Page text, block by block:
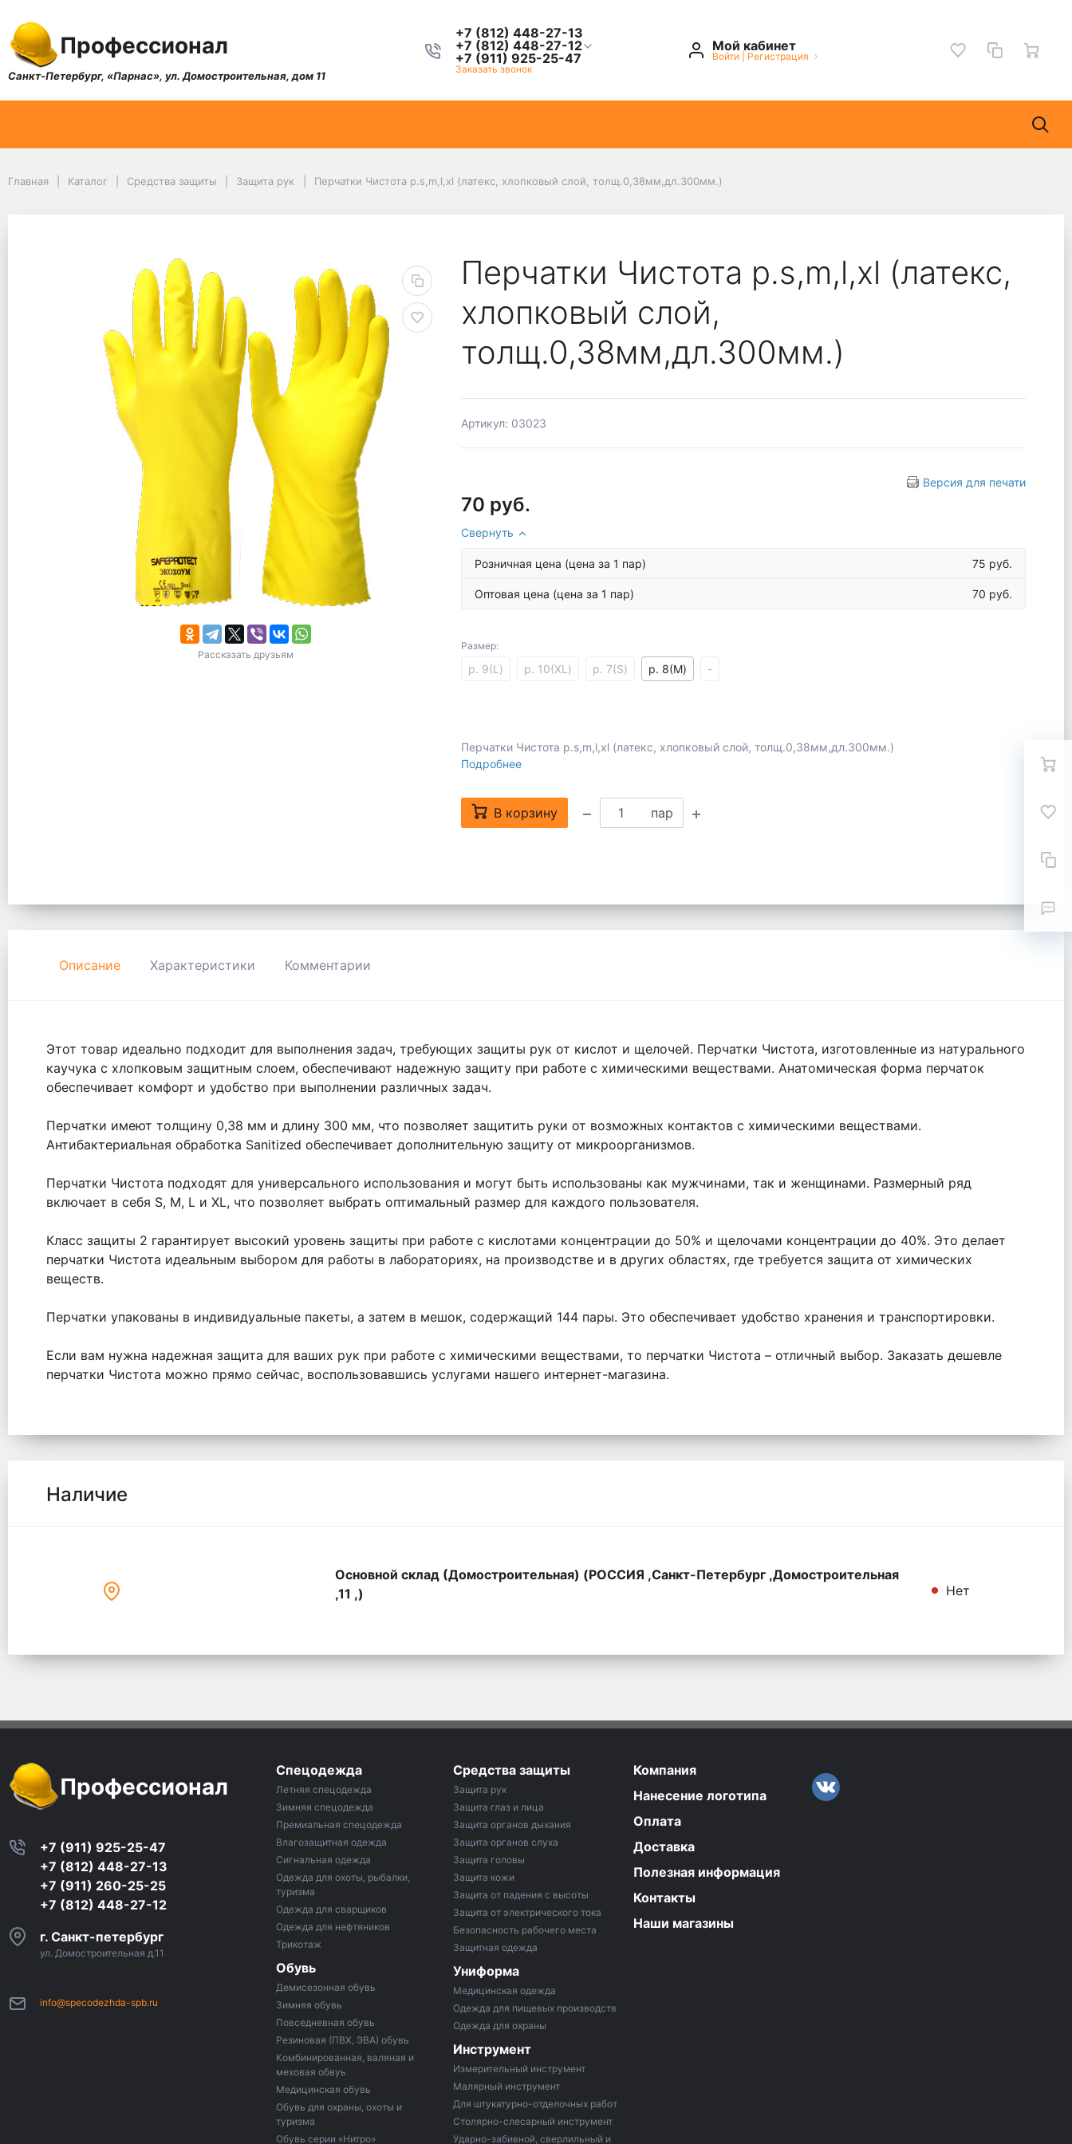
Профессионал
Санкт-Петербург, «Парнас», ул. Домостроительная, дом 11
+7 (812) 448-27-13
+7 (812) 448-27-12
+7 (911) 925-25-47
Заказать звонок
Мой кабинет
Войти Регистрация
Главная Каталог Средства защиты Защита рук Перчатки Чистота р.s,m,l,xl (латекс, хлопковый слой, толщ.0,38мм,дл.300мм.)
Рассказать друзьям
Перчатки Чистота р.s,m,l,xl (латекс,
хлопковый слой,
толщ.0,38мм,дл.300мм.)
Артикул: 03023
Версия для печати
70 руб.
Свернуть
Розничная цена (цена за 1 пар) 75 руб.
Оптовая цена (цена за 1 пар) 70 руб.
Размер:
р. 9(L) р. 10(XL) р. 7(S) р. 8(M) -
Перчатки Чистота р.s,m,l,xl (латекс, хлопковый слой, толщ.0,38мм,дл.300мм.)
Подробнее
В корзину пар
Описание Характеристики Комментарии
Этот товар идеально подходит для выполнения задач, требующих защиты рук от кислот и щелочей. Перчатки Чистота, изготовленные из натурального
каучука с хлопковым защитным слоем, обеспечивают надежную защиту при работе с химическими веществами. Анатомическая форма перчаток
обеспечивает комфорт и удобство при выполнении различных задач.
Перчатки имеют толщину 0,38 мм и длину 300 мм, что позволяет защитить руки от возможных контактов с химическими веществами.
Антибактериальная обработка Sanitized обеспечивает дополнительную защиту от микроорганизмов.
Перчатки Чистота подходят для универсального использования и могут быть использованы как мужчинами, так и женщинами. Размерный ряд
включает в себя S, M, L и XL, что позволяет выбрать оптимальный размер для каждого пользователя.
Класс защиты 2 гарантирует высокий уровень защиты при работе с кислотами концентрации до 50% и щелочами концентрации до 40%. Это делает
перчатки Чистота идеальным выбором для работы в лабораториях, на производстве и в других областях, где требуется защита от химических
веществ.
Перчатки упакованы в индивидуальные пакеты, а затем в мешок, содержащий 144 пары. Это обеспечивает удобство хранения и транспортировки.
Если вам нужна надежная защита для ваших рук при работе с химическими веществами, то перчатки Чистота – отличный выбор. Заказать дешевле
перчатки Чистота можно прямо сейчас, воспользовавшись услугами нашего интернет-магазина.
Наличие
Основной склад (Домостроительная) (РОССИЯ ,Санкт-Петербург ,Домостроительная
,11 ,)
Нет
Профессионал
+7 (911) 925-25-47
+7 (812) 448-27-13
+7 (911) 260-25-25
+7 (812) 448-27-12
г. Санкт-петербург
ул. Домостроительная д.11
info@specodezhda-spb.ru
Спецодежда
Летняя спецодежда
Зимняя спецодежда
Премиальная спецодежда
Влагозащитная одежда
Сигнальная одежда
Одежда для охоты, рыбалки,
туризма
Одежда для сварщиков
Одежда для нефтяников
Трикотаж
Обувь
Демисезонная обувь
Зимняя обувь
Повседневная обувь
Резиновая (ПВХ, ЭВА) обувь
Комбинированная, валяная и
меховая обвуь
Медицинская обувь
Обувь для охраны, охоты и
туризма
Обувь серии «Нитро»
Средства защиты
Защита рук
Защита глаз и лица
Защита органов дыхания
Защита органов слуха
Защита головы
Защита кожи
Защита от падения с высоты
Защита от электрического тока
Безопасность рабочего места
Защитная одежда
Униформа
Медицинская одежда
Одежда для пищевых производств
Одежда для охраны
Инструмент
Измерительный инструмент
Малярный инструмент
Для штукатурно-отделочных работ
Столярно-слесарный инструмент
Ударно-забивной, сверлильный и
Компания
Нанесение логотипа
Оплата
Доставка
Полезная информация
Контакты
Наши магазины